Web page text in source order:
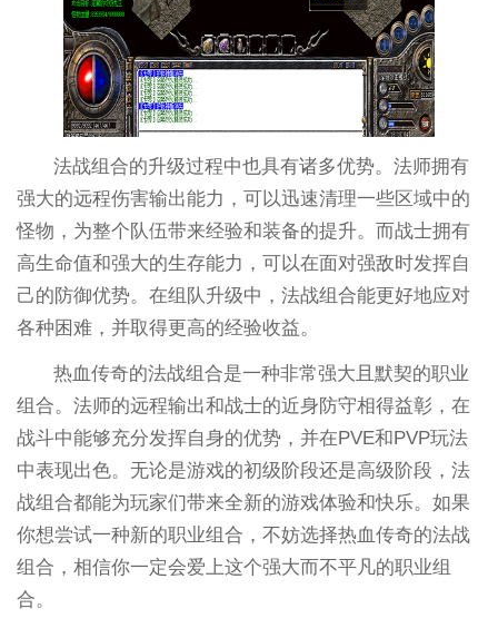
法战组合的升级过程中也具有诸多优势。法师拥有
强大的远程伤害输出能力，可以迅速清理一些区域中的
怪物，为整个队伍带来经验和装备的提升。而战士拥有
高生命值和强大的生存能力，可以在面对强敌时发挥自
己的防御优势。在组队升级中，法战组合能更好地应对
各种困难，并取得更高的经验收益。
热血传奇的法战组合是一种非常强大且默契的职业
组合。法师的远程输出和战士的近身防守相得益彰，在
战斗中能够充分发挥自身的优势，并在PVE和PVP玩法
中表现出色。无论是游戏的初级阶段还是高级阶段，法
战组合都能为玩家们带来全新的游戏体验和快乐。如果
你想尝试一种新的职业组合，不妨选择热血传奇的法战
组合，相信你一定会爱上这个强大而不平凡的职业组
合。